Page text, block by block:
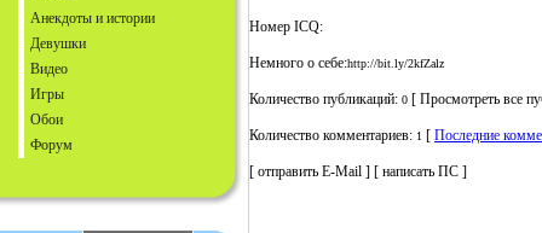
Анекдоты и истории
Девушки
Видео
Игры
Обои
Форум
Номер ICQ:
Немного о себе:http://bit.ly/2kfZalz
Количество публикаций: 0 [ Просмотреть все
Количество комментариев: 1 [ Последние
[ отправить E-Mail ] [ написать ПС ]